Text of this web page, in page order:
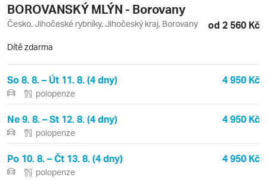
BOROVANSKÝ MLÝN - Borovany
Česko, Jihočeské rybníky, Jihočeský kraj, Borovany od 2 560 Kč
Dítě zdarma
So 8. 8. – Út 11. 8. (4 dny) 4 950 Kč
polopenze
Ne 9. 8. – St 12. 8. (4 dny) 4 950 Kč
polopenze
Po 10. 8. – Čt 13. 8. (4 dny) 4 950 Kč
polopenze